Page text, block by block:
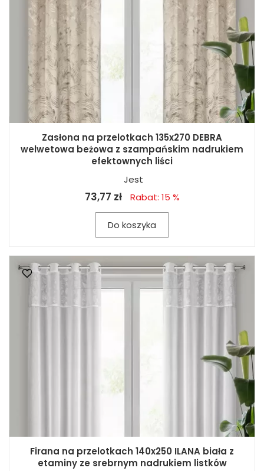
Zasłona na przelotkach 135x270 DEBRA
welwetowa beżowa z szampańskim nadrukiem
efektownych liści
Jest
73,77 zł Rabat: 15 %
Do koszyka
Firana na przelotkach 140x250 ILANA biała z
etaminy ze srebrnym nadrukiem listków